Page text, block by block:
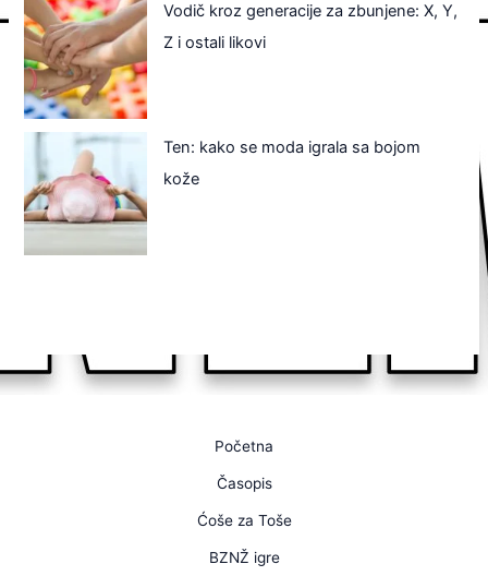
Vodič kroz generacije za zbunjene: X, Y,
Z i ostali likovi
Ten: kako se moda igrala sa bojom
kože
Početna
Časopis
Ćoše za Toše
BZNŽ igre